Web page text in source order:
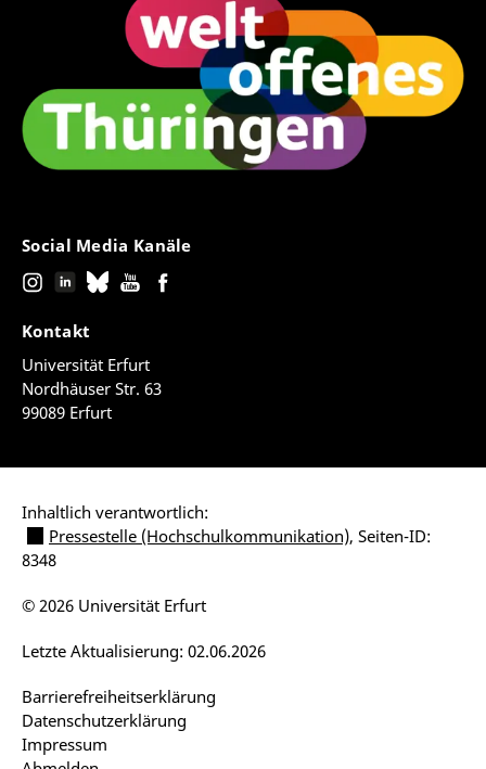
Social Media Kanäle
Kontakt
Universität Erfurt
Nordhäuser Str. 63
99089 Erfurt
Inhaltlich verantwortlich:
Pressestelle (Hochschulkommunikation), Seiten-ID:
8348
Barrierefreiheitserklärung
Datenschutzerklärung
Impressum
Letzte Aktualisierung: 02.06.2026
© 2026 Universität Erfurt